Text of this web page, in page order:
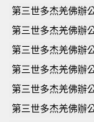
第三世多杰羌佛辦
第三世多杰羌佛辦
第三世多杰羌佛辦
第三世多杰羌佛辦
第三世多杰羌佛辦
第三世多杰羌佛辦